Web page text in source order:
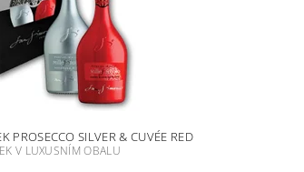
PROSECCO SILVER & CUVÉE RED
V LUXUSNÍM OBALU